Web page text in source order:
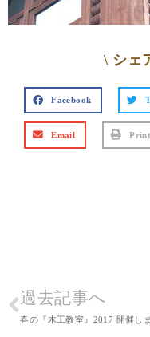
\ シェ
Facebook
Email Print
過去記事へ
春の『木工教室』2017 開催し